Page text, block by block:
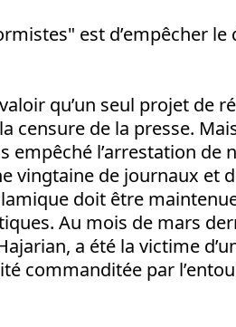
est d’empêcher le
qu’un seul projet de
censure de la presse.
empêché l’arrestation de
vingtaine de journaux et
doit être
Au mois de mars
a été la victime
commanditée par